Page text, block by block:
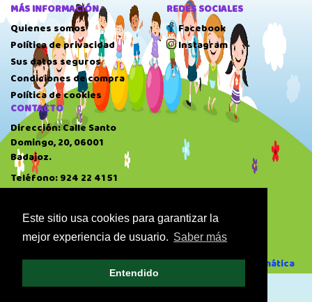
Este sitio usa cookies para garantizar la
mejor experiencia de usuario. Saber más
Entendido
MÁS INFORMACIÓN
Quienes somos
Política de privacidad
Sus datos seguros
Condiciones de compra
Política de cookies
REDES SOCIALES
Facebook
Instagram
CONTACTO
Dirección: Calle Santo
Domingo, 20, 06001
Badajoz.
Teléfono: 924 22 41 51
10:00 AM-14:00 PM
17:00 PM -20:30 PM
Domingo: Cerrado
Desarrollado por GAE Informática